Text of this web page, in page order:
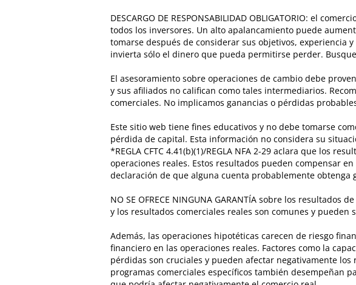
DESCARGO DE RESPONSABILIDAD OBLIGATORIO: el
todos los inversores. Un alto apalancamiento puede
tomarse después de considerar sus objetivos, experiencia
invierta sólo el dinero que pueda permitirse perder.
El asesoramiento sobre operaciones de cambio debe
y sus afiliados no califican como tales intermediarios.
comerciales. No implicamos ganancias o pérdidas
Este sitio web tiene fines educativos y no debe tomarse
pérdida de capital. Esta información no considera su
*REGLA CFTC 4.41(b)(1)/REGLA NFA 2-29 aclara que los
operaciones reales. Estos resultados pueden compensar
declaración de que alguna cuenta probablemente obtenga
NO SE OFRECE NINGUNA GARANTÍA sobre los
y los resultados comerciales reales son comunes y pueden
Además, las operaciones hipotéticas carecen de riesgo
financiero en las operaciones reales. Factores como la
pérdidas son cruciales y pueden afectar negativamente
programas comerciales específicos también desempeñan